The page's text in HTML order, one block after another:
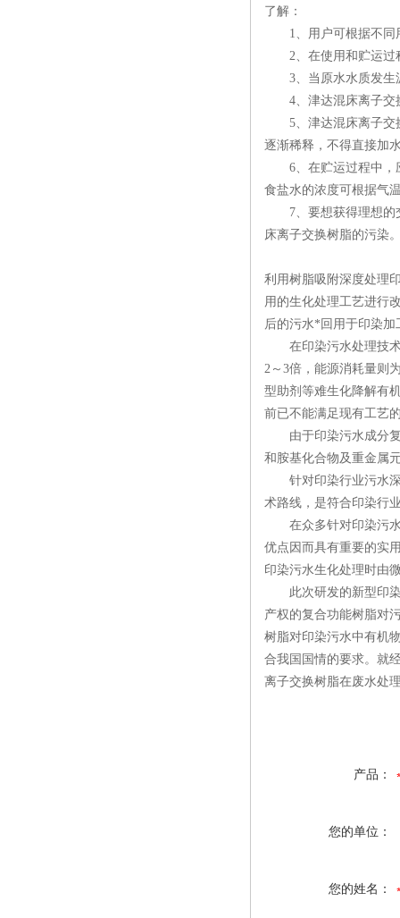
了解：
1、用户可根据不同
2、在使用和贮运过
3、当原水水质发生波
4、津达混床离子交换
5、津达混床离子交换
逐渐稀释，不得直接加
6、在贮运过程中，应
食盐水的浓度可根据气
7、要想获得理想的交
床离子交换树脂的污染
利用树脂吸附深度处理
用的生化处理工艺进行
后的污水*回用于印染加
在印染污水处理技术
2～3倍，能源消耗量则
型助剂等难生化降解有
前已不能满足现有工艺
由于印染污水成分复
和胺基化合物及重金属
针对印染行业污水深
术路线，是符合印染行
在众多针对印染污水
优点因而具有重要的实
印染污水生化处理时由
此次研发的新型印染
产权的复合功能树脂对
树脂对印染污水中有机
合我国国情的要求。就
离子交换树脂在废水处
产品：
您的单位：
您的姓名：